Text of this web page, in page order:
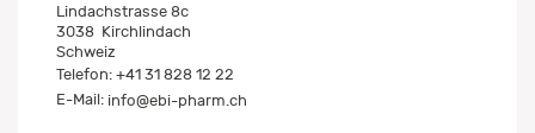
Lindachstrasse 8c
3038 Kirchlindach
Schweiz
Telefon: +41 31 828 12 22
E-Mail: info@ebi-pharm.ch